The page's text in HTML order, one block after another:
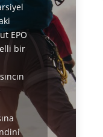
EPO
bir